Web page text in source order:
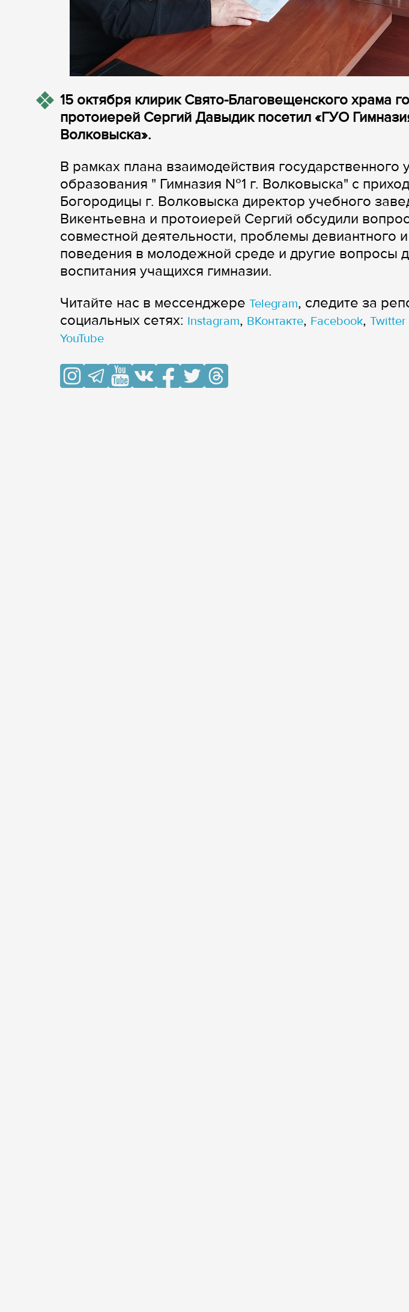
15 октября клирик Свято-Благовещенского храма
протоиерей Сергий Давыдик посетил «ГУО
Волковыска».
В рамках плана взаимодействия государственного
образования " Гимназия №1 г. Волковыска" с
Богородицы г. Волковыска директор учебного
Викентьевна и протоиерей Сергий обсудили
совместной деятельности, проблемы девиантного
поведения в молодежной среде и другие вопросы
воспитания учащихся гимназии.
Читайте нас в мессенджере Telegram, следите за
cоциальных сетях: Instagram, ВКонтакте, Facebook, Twitter
YouTube